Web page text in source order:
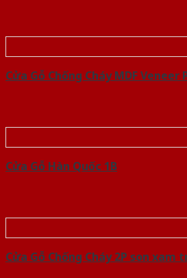
Cửa Gỗ Chống Cháy MDF Veneer
Cửa Gỗ Hàn Quốc 1B
Cửa Gỗ Chống Cháy 2P son xam